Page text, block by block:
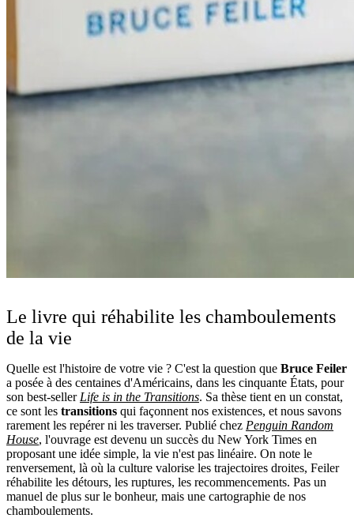
Le livre qui réhabilite les chamboulements
de la vie
Quelle est l'histoire de votre vie ? C'est la question que Bruce Feiler
a posée à des centaines d'Américains, dans les cinquante États, pour
son best-seller Life is in the Transitions. Sa thèse tient en un constat,
ce sont les transitions qui façonnent nos existences, et nous savons
rarement les repérer ni les traverser. Publié chez Penguin Random
House, l'ouvrage est devenu un succès du New York Times en
proposant une idée simple, la vie n'est pas linéaire. On note le
renversement, là où la culture valorise les trajectoires droites, Feiler
réhabilite les détours, les ruptures, les recommencements. Pas un
manuel de plus sur le bonheur, mais une cartographie de nos
chamboulements.